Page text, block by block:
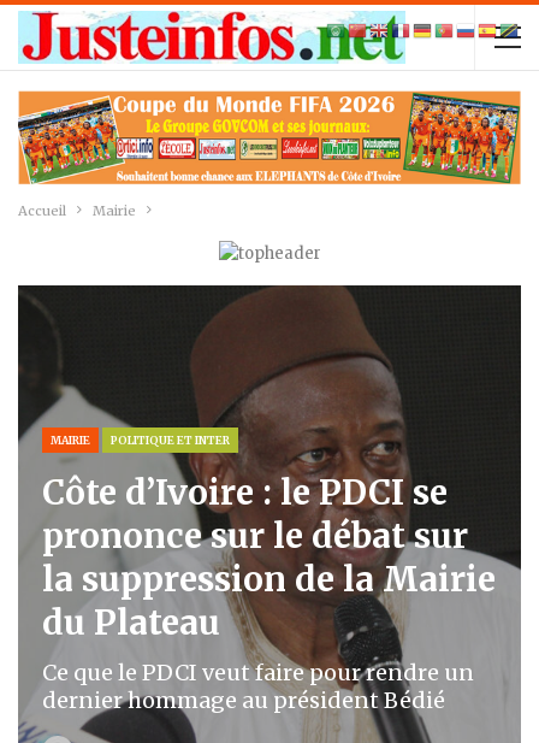
Accueil Mairie
MAIRIE POLITIQUE ET INTER
Côte d’Ivoire : le PDCI se
prononce sur le débat sur
la suppression de la Mairie
du Plateau
Ce que le PDCI veut faire pour rendre un
dernier hommage au président Bédié